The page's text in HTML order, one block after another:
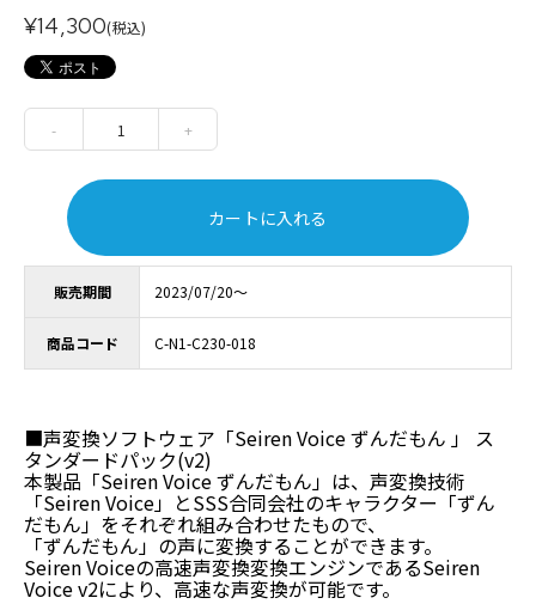
販売期間 2023/07/20～
商品コード C-N1-C230-018
¥14,300(税込)
- 1 +
カートに入れる
■声変換ソフトウェア「Seiren Voice ずんだもん 」 ス
タンダードパック(v2)
本製品「Seiren Voice ずんだもん」は、声変換技術
「Seiren Voice」とSSS合同会社のキャラクター「ずん
だもん」をそれぞれ組み合わせたもので、
「ずんだもん」の声に変換することができます。
Seiren Voiceの高速声変換変換エンジンであるSeiren
Voice v2により、高速な声変換が可能です。